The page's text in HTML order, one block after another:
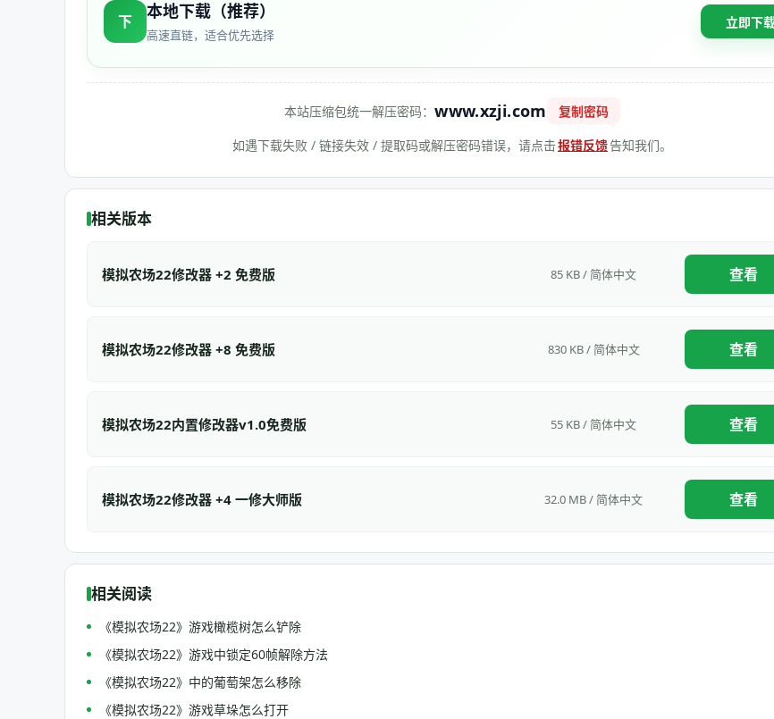
下
本地下载（推荐）
高速直链，适合优先选择
立即下
本站压缩包统一解压密码：www.xzji.com 复制密码
如遇下载失败 / 链接失效 / 提取码或解压密码错误，请点击报错反馈告知我们。
相关版本
模拟农场22修改器 +2 免费版 85 KB / 简体中文 查看
模拟农场22修改器 +8 免费版 830 KB / 简体中文 查看
模拟农场22内置修改器v1.0免费版 55 KB / 简体中文 查看
模拟农场22修改器 +4 一修大师版 32.0 MB / 简体中文 查看
相关阅读
《模拟农场22》游戏橄榄树怎么铲除
《模拟农场22》游戏中锁定60帧解除方法
《模拟农场22》中的葡萄架怎么移除
《模拟农场22》游戏草垛怎么打开